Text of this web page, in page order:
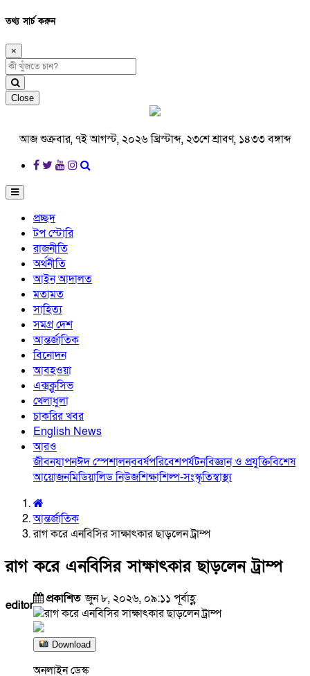
তথ্য সার্চ করুন
×
Close
আজ শুক্রবার, ৭ই আগস্ট, ২০২৬ খ্রিস্টাব্দ, ২৩শে শ্রাবণ, ১৪৩৩ বঙ্গাব্দ
প্রচ্ছদ
টপ স্টোরি
রাজনীতি
অর্থনীতি
আইন আদালত
মতামত
সাহিত্য
সমগ্র দেশ
আন্তর্জাতিক
বিনোদন
আবহওয়া
এক্সক্লুসিভ
খেলাধুলা
চাকরির খবর
English News
আরও
জীবনযাপনঈদ স্পেশালনববর্ষপরিবেশপর্যটনবিজ্ঞান ও প্রযুক্তিবিশেষ
আয়োজনমিডিয়ালিড নিউজশিক্ষাশিল্প-সংস্কৃতিস্বাস্থ্য
আন্তর্জাতিক
রাগ করে এনবিসির সাক্ষাৎকার ছাড়লেন ট্রাম্প
রাগ করে এনবিসির সাক্ষাৎকার ছাড়লেন ট্রাম্প
editor প্রকাশিতজুন ৮, ২০২৬, ০৯:১১ পূর্বাহ্ণ
Download
অনলাইন ডেস্ক